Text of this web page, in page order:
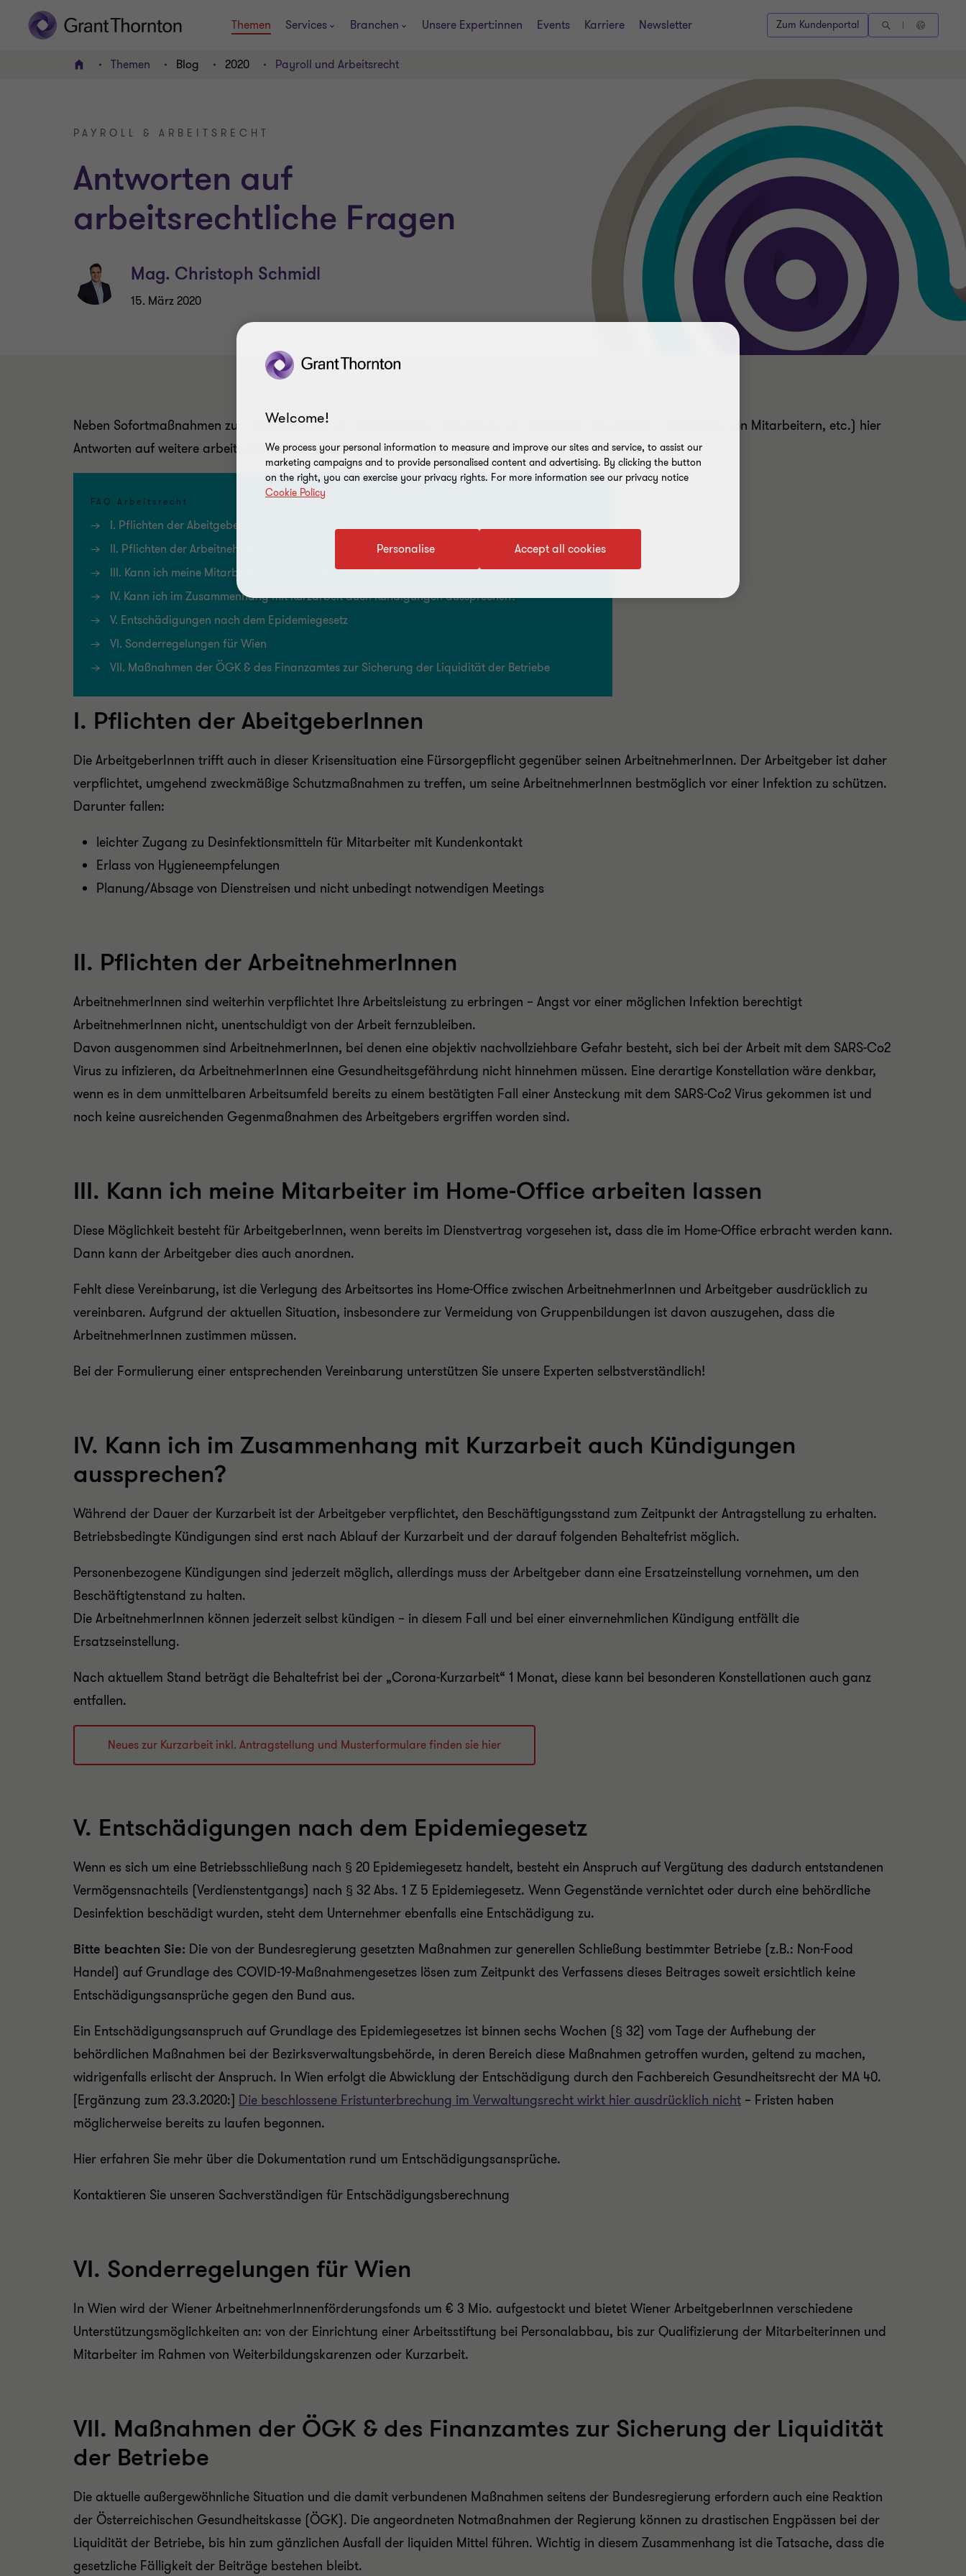
Themen Services Branchen Unsere Expert:innen Events Karriere Newsletter Zum Kundenportal
HOME Themen Blog 2020 Payroll und Arbeitsrecht
PAYROLL & ARBEITSRECHT
Antworten auf
arbeitsrechtliche Fragen
Mag. Christoph Schmidl
15. März 2020
Neben Sofortmaßnahmen zur Unterstützung von Unternehmern (Stundung von Beiträgen, Kurzarbeit, Freistellung von Mitarbeitern, etc.) hier
Antworten auf weitere arbeitsrechtliche Fragen.
FAQ Arbeitsrecht
I. Pflichten der AbeitgeberInnen
II. Pflichten der ArbeitnehmerInnen
III. Kann ich meine Mitarbeiter im Home-Office arbeiten lassen
IV. Kann ich im Zusammenhang mit Kurzarbeit auch Kündigungen aussprechen?
V. Entschädigungen nach dem Epidemiegesetz
VI. Sonderregelungen für Wien
VII. Maßnahmen der ÖGK & des Finanzamtes zur Sicherung der Liquidität der Betriebe
I. Pflichten der AbeitgeberInnen
Die ArbeitgeberInnen trifft auch in dieser Krisensituation eine Fürsorgepflicht gegenüber seinen ArbeitnehmerInnen. Der Arbeitgeber ist daher
verpflichtet, umgehend zweckmäßige Schutzmaßnahmen zu treffen, um seine ArbeitnehmerInnen bestmöglich vor einer Infektion zu schützen.
Darunter fallen:
leichter Zugang zu Desinfektionsmitteln für Mitarbeiter mit Kundenkontakt
Erlass von Hygieneempfelungen
Planung/Absage von Dienstreisen und nicht unbedingt notwendigen Meetings
II. Pflichten der ArbeitnehmerInnen
ArbeitnehmerInnen sind weiterhin verpflichtet Ihre Arbeitsleistung zu erbringen – Angst vor einer möglichen Infektion berechtigt
ArbeitnehmerInnen nicht, unentschuldigt von der Arbeit fernzubleiben.
Davon ausgenommen sind ArbeitnehmerInnen, bei denen eine objektiv nachvollziehbare Gefahr besteht, sich bei der Arbeit mit dem SARS-Co2
Virus zu infizieren, da ArbeitnehmerInnen eine Gesundheitsgefährdung nicht hinnehmen müssen. Eine derartige Konstellation wäre denkbar,
wenn es in dem unmittelbaren Arbeitsumfeld bereits zu einem bestätigten Fall einer Ansteckung mit dem SARS-Co2 Virus gekommen ist und
noch keine ausreichenden Gegenmaßnahmen des Arbeitgebers ergriffen worden sind.
III. Kann ich meine Mitarbeiter im Home-Office arbeiten lassen
Diese Möglichkeit besteht für ArbeitgeberInnen, wenn bereits im Dienstvertrag vorgesehen ist, dass die im Home-Office erbracht werden kann.
Dann kann der Arbeitgeber dies auch anordnen.
Fehlt diese Vereinbarung, ist die Verlegung des Arbeitsortes ins Home-Office zwischen ArbeitnehmerInnen und Arbeitgeber ausdrücklich zu
vereinbaren. Aufgrund der aktuellen Situation, insbesondere zur Vermeidung von Gruppenbildungen ist davon auszugehen, dass die
ArbeitnehmerInnen zustimmen müssen.
Bei der Formulierung einer entsprechenden Vereinbarung unterstützen Sie unsere Experten selbstverständlich!
IV. Kann ich im Zusammenhang mit Kurzarbeit auch Kündigungen
aussprechen?
Während der Dauer der Kurzarbeit ist der Arbeitgeber verpflichtet, den Beschäftigungsstand zum Zeitpunkt der Antragstellung zu erhalten.
Betriebsbedingte Kündigungen sind erst nach Ablauf der Kurzarbeit und der darauf folgenden Behaltefrist möglich.
Personenbezogene Kündigungen sind jederzeit möglich, allerdings muss der Arbeitgeber dann eine Ersatzeinstellung vornehmen, um den
Beschäftigtenstand zu halten.
Die ArbeitnehmerInnen können jederzeit selbst kündigen – in diesem Fall und bei einer einvernehmlichen Kündigung entfällt die
Ersatzseinstellung.
Nach aktuellem Stand beträgt die Behaltefrist bei der „Corona-Kurzarbeit“ 1 Monat, diese kann bei besonderen Konstellationen auch ganz
entfallen.
Neues zur Kurzarbeit inkl. Antragstellung und Musterformulare finden sie hier
V. Entschädigungen nach dem Epidemiegesetz
Wenn es sich um eine Betriebsschließung nach § 20 Epidemiegesetz handelt, besteht ein Anspruch auf Vergütung des dadurch entstandenen
Vermögensnachteils (Verdienstentgangs) nach § 32 Abs. 1 Z 5 Epidemiegesetz. Wenn Gegenstände vernichtet oder durch eine behördliche
Desinfektion beschädigt wurden, steht dem Unternehmer ebenfalls eine Entschädigung zu.
Bitte beachten Sie: Die von der Bundesregierung gesetzten Maßnahmen zur generellen Schließung bestimmter Betriebe (z.B.: Non-Food
Handel) auf Grundlage des COVID-19-Maßnahmengesetzes lösen zum Zeitpunkt des Verfassens dieses Beitrages soweit ersichtlich keine
Entschädigungsansprüche gegen den Bund aus.
Ein Entschädigungsanspruch auf Grundlage des Epidemiegesetzes ist binnen sechs Wochen (§ 32) vom Tage der Aufhebung der
behördlichen Maßnahmen bei der Bezirksverwaltungsbehörde, in deren Bereich diese Maßnahmen getroffen wurden, geltend zu machen,
widrigenfalls erlischt der Anspruch. In Wien erfolgt die Abwicklung der Entschädigung durch den Fachbereich Gesundheitsrecht der MA 40.
[Ergänzung zum 23.3.2020:] Die beschlossene Fristunterbrechung im Verwaltungsrecht wirkt hier ausdrücklich nicht – Fristen haben
möglicherweise bereits zu laufen begonnen.
Hier erfahren Sie mehr über die Dokumentation rund um Entschädigungsansprüche.
Kontaktieren Sie unseren Sachverständigen für Entschädigungsberechnung
VI. Sonderregelungen für Wien
In Wien wird der Wiener ArbeitnehmerInnenförderungsfonds um € 3 Mio. aufgestockt und bietet Wiener ArbeitgeberInnen verschiedene
Unterstützungsmöglichkeiten an: von der Einrichtung einer Arbeitsstiftung bei Personalabbau, bis zur Qualifizierung der Mitarbeiterinnen und
Mitarbeiter im Rahmen von Weiterbildungskarenzen oder Kurzarbeit.
VII. Maßnahmen der ÖGK & des Finanzamtes zur Sicherung der Liquidität
der Betriebe
Die aktuelle außergewöhnliche Situation und die damit verbundenen Maßnahmen seitens der Bundesregierung erfordern auch eine Reaktion
der Österreichischen Gesundheitskasse (ÖGK). Die angeordneten Notmaßnahmen der Regierung können zu drastischen Engpässen bei der
Liquidität der Betriebe, bis hin zum gänzlichen Ausfall der liquiden Mittel führen. Wichtig in diesem Zusammenhang ist die Tatsache, dass die
gesetzliche Fälligkeit der Beiträge bestehen bleibt.
Welcome!
We process your personal information to measure and improve our sites and service, to assist our
marketing campaigns and to provide personalised content and advertising. By clicking the button
on the right, you can exercise your privacy rights. For more information see our privacy notice
Cookie Policy
Accept all cookies
Personalise